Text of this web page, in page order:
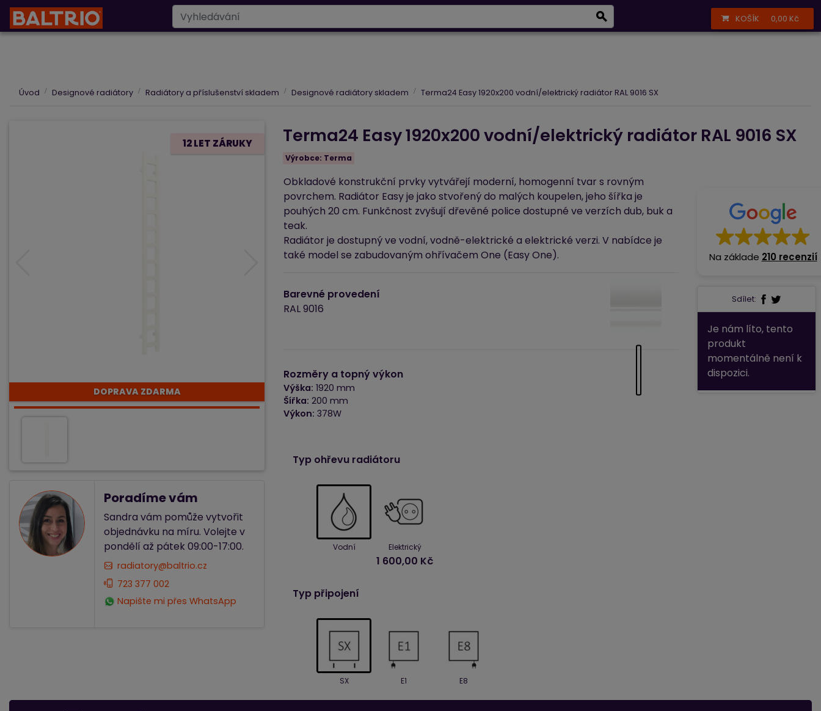
+420 723 377 002 KOŠÍK 0,00 Kč
Úvod Designové radiátory Radiátory a příslušenství skladem Designové radiátory skladem Terma24 Easy 1920x200 vodní/elektrický radiátor RAL 9016 SX
Terma24 Easy 1920x200 vodní/elektrický radiátor RAL 9016 SX
Výrobce: Terma
Sdílet:
Je nám líto, tento
produkt
momentálně není k
dispozici.
Na základe 210 recenzií
Obkladové konstrukční prvky vytvářejí moderní, homogenní tvar s rovným
povrchem. Radiátor Easy je jako stvořený do malých koupelen, jeho šířka je
pouhých 20 cm. Funkčnost zvyšují dřevěné police dostupné ve verzích dub, buk a
teak.
Radiátor je dostupný ve vodní, vodně-elektrické a elektrické verzi. V nabídce je
také model se zabudovaným ohřívačem One (Easy One).
Barevné provedení
RAL 9016
Rozměry a topný výkon
Výška: 1920 mm
Šířka: 200 mm
Výkon: 378W
Typ ohřevu radiátoru
Vodní Elektrický
1 600,00 Kč
Typ připojení
SX E1 E8
DOPRAVA ZDARMA
12 LET ZÁRUKY
Poradíme vám
Sandra vám pomůže vytvořit
objednávku na míru. Volejte v
pondělí až pátek 09:00-17:00.
radiatory@baltrio.cz
723 377 002
Napište mi přes WhatsApp